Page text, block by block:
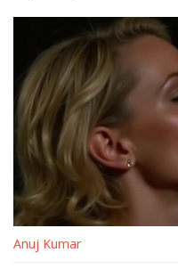
Anuj Kumar